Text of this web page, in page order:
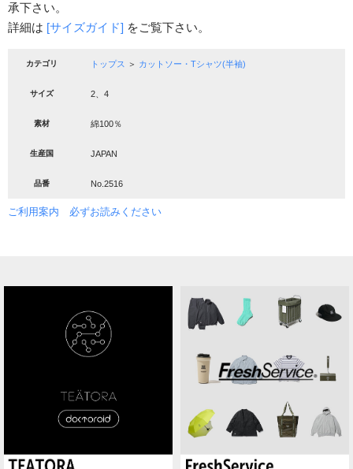
承下さい。
詳細は [サイズガイド] をご覧下さい。
カテゴリ トップス ＞ カットソー・Tシャツ(半袖)
サイズ 2、4
素材 綿100％
生産国 JAPAN
品番 No.2516
ご利用案内 必ずお読みください